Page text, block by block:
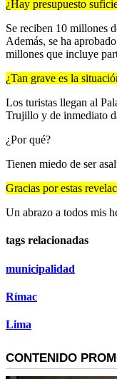
¿Hay presupuesto
Se reciben 10 millones
Además, se ha
millones que incluye
¿Tan grave es la
Los turistas llegan al
Trujillo y de inmediato
¿Por qué?
Tienen miedo de ser
Gracias por estas
Un abrazo a todos mis
tags relacionadas
municipalidad
Rímac
Lima